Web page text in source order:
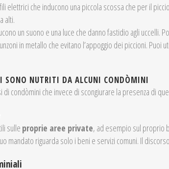
elettrici che inducono una piccola scossa che per il
alti.
un suono e una luce che danno fastidio agli uccelli.
in metallo che evitano l’appoggio dei piccioni.
SONO NUTRITI DA ALCUNI CONDÒMINI
condòmini che invece di scongiurare la presenza di
sulle proprie aree private, ad esempio sul proprio
mandato riguarda solo i beni e servizi comuni. Il